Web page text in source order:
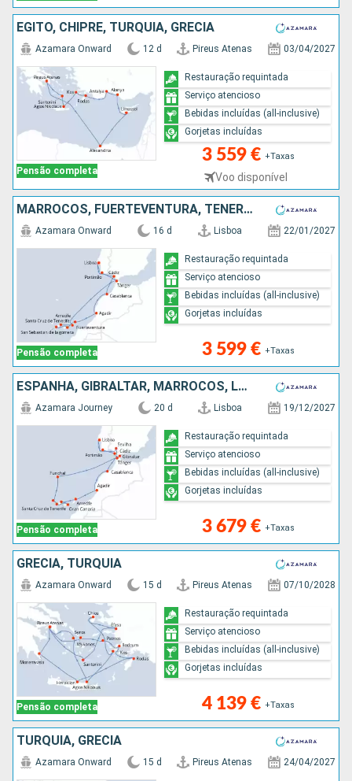
EGITO, CHIPRE, TURQUIA, GRÉCIA
Pensão completa
Azamara Onward 12 d Pireus Atenas 03/04/2027
3 559 € +Taxas
Voo disponível
Restauração requintada
Serviço atencioso
Bebidas incluídas (all-inclusive)
Gorjetas incluídas
MARROCOS, FUERTEVENTURA, TENERIFE, ESPANHA, LANZAROTE, PORTUGAL
Pensão completa
Azamara Onward 16 d Lisboa 22/01/2027
3 599 € +Taxas
Restauração requintada
Serviço atencioso
Bebidas incluídas (all-inclusive)
Gorjetas incluídas
ESPANHA, GIBRALTAR, MARROCOS, LANZAROTE, TENERIFE, MAIORCA, PORTUGAL
Pensão completa
Azamara Journey 20 d Lisboa 19/12/2027
3 679 € +Taxas
Restauração requintada
Serviço atencioso
Bebidas incluídas (all-inclusive)
Gorjetas incluídas
GRÉCIA, TURQUIA
Pensão completa
Azamara Onward 15 d Pireus Atenas 07/10/2028
4 139 € +Taxas
Restauração requintada
Serviço atencioso
Bebidas incluídas (all-inclusive)
Gorjetas incluídas
TURQUIA, GRÉCIA
Azamara Onward 15 d Pireus Atenas 24/04/2027